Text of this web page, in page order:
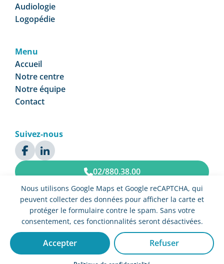
Nous utilisons Google Maps et Google reCAPTCHA, qui
peuvent collecter des données pour afficher la carte et
protéger le formulaire contre le spam. Sans votre
consentement, ces fonctionnalités seront désactivées.
Accepter Refuser
Audiologie
Logopédie
Menu
Accueil
Notre centre
Notre équipe
Contact
Suivez-nous
02/880.38.00
Prendre rendez-vous
© Centre Médical Ciceron 2025 Tous droits réservés –Politique de
confidentialité et gestion des cookies